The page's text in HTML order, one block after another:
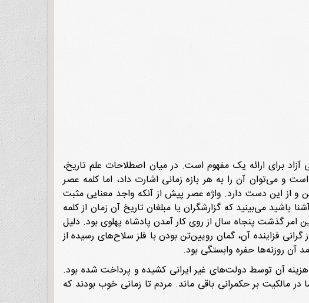
برای ارائه یک مفهوم است. در میان اصطلاحات علم تاریخ،
و می‌توان آن را به هر بازه زمانی اشارت داد، اما کلمه عصر
و از این دست دارد. واژه عصر پیش از آنکه واجد معنایی مثبت
می‌بینید که گزارشگران یا مبلغان تاریخ آن زمان از کلمه
می‌گرفتند. یکی از دلایل این امر گذشت پنجاه سال از روی کار آمدن پادشاه پهلوی بود. دلیل
فزاینده آن، گمان رویین‌تن بودن با فلز سلاح‌های رسیده از
روزنه‌ها حفره وابستگی بود.
هزینه آن توسط دولت‌های غیر ایرانی کشیده و پرداخت شده بود.
مالکیت بر حکمرانی باقی ماند. مردم تا زمانی خوب بودند که